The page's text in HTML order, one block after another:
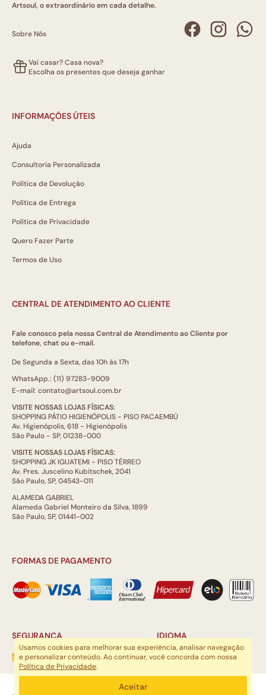
Artsoul, o extraordinário em cada detalhe.
Sobre Nós
Vai casar? Casa nova?
Escolha os presentes que deseja ganhar
INFORMAÇÕES ÚTEIS
Ajuda
Consultoria Personalizada
Política de Devolução
Política de Entrega
Política de Privacidade
Quero Fazer Parte
Termos de Uso
CENTRAL DE ATENDIMENTO AO CLIENTE
Fale conosco pela nossa Central de Atendimento ao Cliente por
telefone, chat ou e-mail.
De Segunda a Sexta, das 10h às 17h
WhatsApp.: (11) 97283-9009
E-mail: contato@artsoul.com.br
VISITE NOSSAS LOJAS FÍSICAS:
SHOPPING PÁTIO HIGIENÓPOLIS - PISO PACAEMBÚ
Av. Higienópolis, 618 - Higienópolis
São Paulo - SP, 01238-000
VISITE NOSSAS LOJAS FÍSICAS:
SHOPPING JK IGUATEMI - PISO TÉRREO
Av. Pres. Juscelino Kubitschek, 2041
São Paulo, SP, 04543-011
ALAMEDA GABRIEL
Alameda Gabriel Monteiro da Silva, 1899
São Paulo, SP, 01441-002
FORMAS DE PAGAMENTO
SEGURANÇA IDIOMA
ARTSOUL COMUNICAÇÃO DIGITAL LTDA | CNPJ: 29.752.781/0001-52
Usamos cookies para melhorar sua experiência, analisar navegação
e personalizar conteúdo. Ao continuar, você concorda com nossa
Política de Privacidade.
Aceitar